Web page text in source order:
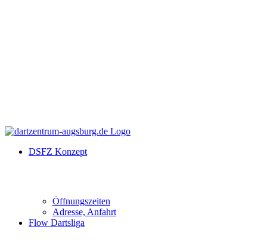
DSFZ Konzept
Öffnungszeiten
Adresse, Anfahrt
Flow Dartsliga